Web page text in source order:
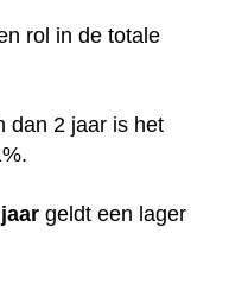
rol in de totale
dan 2 jaar is het
geldt een lager